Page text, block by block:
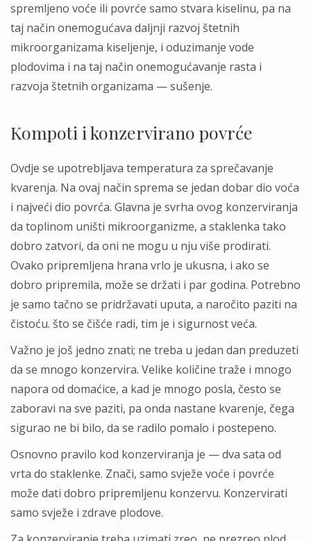
spremljeno voće ili povrće samo stvara kiselinu, pa na
taj način onemogućava daljnji razvoj štetnih
mikroorganizama kiseljenje, i oduzimanje vode
plodovima i na taj način onemogućavanje rasta i
razvoja štetnih organizama — sušenje.
Kompoti i konzervirano povrće
Ovdje se upotrebljava temperatura za sprečavanje
kvarenja. Na ovaj način sprema se jedan dobar dio voća
i najveći dio povrća. Glavna je svrha ovog konzerviranja
da toplinom uništi mikroorganizme, a staklenka tako
dobro zatvori, da oni ne mogu u nju više prodirati.
Ovako pripremljena hrana vrlo je ukusna, i ako se
dobro pripremila, može se držati i par godina. Potrebno
je samo tačno se pridržavati uputa, a naročito paziti na
čistoću. što se čišće radi, tim je i sigurnost veća.
Važno je još jedno znati; ne treba u jedan dan preduzeti
da se mnogo konzervira. Velike količine traže i mnogo
napora od domaćice, a kad je mnogo posla, često se
zaboravi na sve paziti, pa onda nastane kvarenje, čega
sigurao ne bi bilo, da se radilo pomalo i postepeno.
Osnovno pravilo kod konzerviranja je — dva sata od
vrta do staklenke. Znači, samo svježe voće i povrće
može dati dobro pripremljenu konzervu. Konzervirati
samo svježe i zdrave plodove.